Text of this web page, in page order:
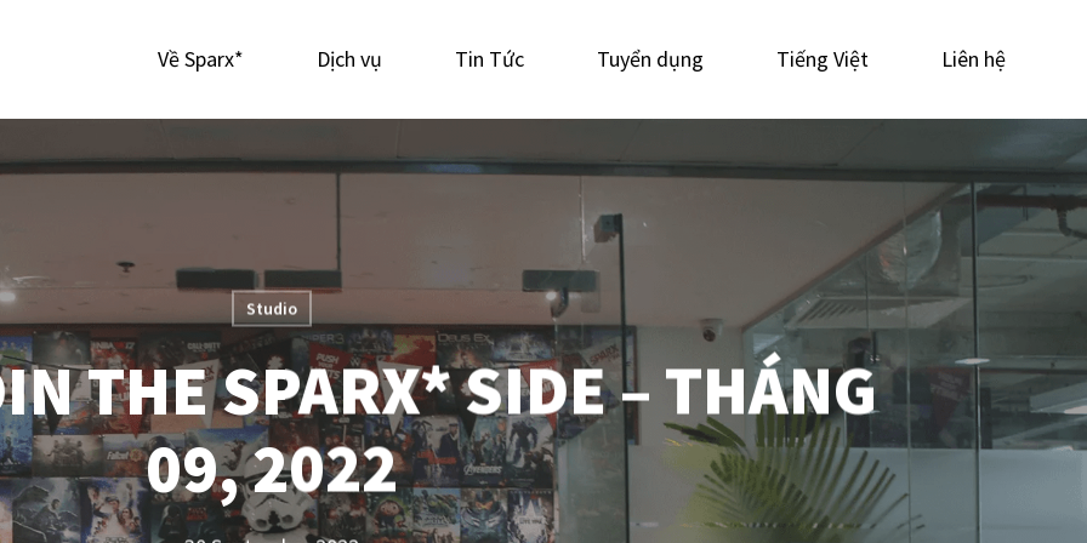
Về Sparx* Dịch vụ Tin Tức Tuyển dụng Tiếng Việt Liên hệ
Studio
THE SPARX* SIDE – THÁNG
09, 2022